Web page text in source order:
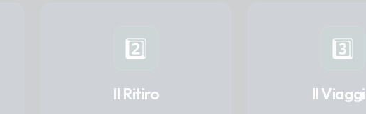
2️⃣
Il Ritiro
3️⃣
Il